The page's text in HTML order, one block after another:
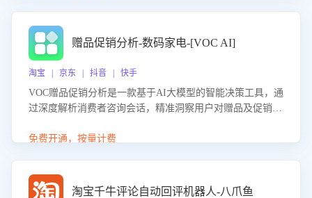
赠品促销分析-数码家电-[VOC AI]
淘宝 | 京东 | 抖音 | 快手
VOC赠品促销分析是一款基于AI大模型的智能决策工具，通
过深度解析消费者咨询会话，精准洞察用户对赠品及促销政
销诉求，帮助企业制定个性化赠品组合策略，优化资源投放
免费开通，按量计费
淘宝千牛评论自动回评机器人-八爪鱼